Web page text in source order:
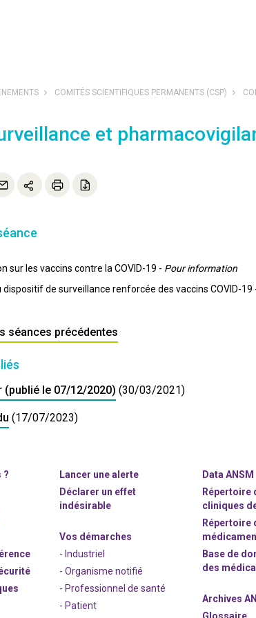
COMITÉS SCIENTIFIQUES PERMANENTS (CSP)
et
sur les vaccins contre la COVID-19 - Pour information
dispositif de surveillance renforcée des vaccins COVID-19
séances précédentes
(publié le 07/12/2020) (30/03/2021)
(17/07/2023)
?
Lancer une alerte
Déclarer un effet
indésirable
Vos démarches
- Industriel
- Organisme notifié
- Professionnel de santé
- Patient
Data ANSM
Répertoire
cliniques
Répertoire
Base de
des
Archives